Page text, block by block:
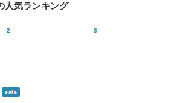
人気ランキング
sale